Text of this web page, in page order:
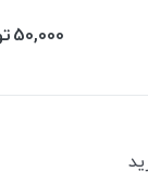
50,000